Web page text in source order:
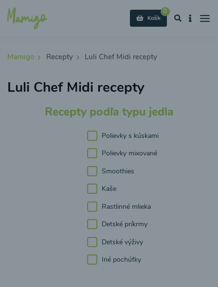
0
Košík
Mamigo Recepty Luli Chef Midi recepty
Luli Chef Midi recepty
Recepty podľa typu jedla
Polievky s kúskami
Polievky mixované
Smoothies
Kaše
Rastlinné mlieka
Detské príkrmy
Detské výživy
Iné pochúťky